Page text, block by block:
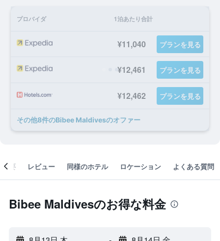
プロバイダ 1泊あたり合計
¥11,040 プランを見る
¥12,461 プランを見る
¥12,462 プランを見る
​その他8​件のBibee Maldivesのオファー
概要 レビュー 同様のホテル ロケーション よくある質問
Bibee Maldivesのお得な料金